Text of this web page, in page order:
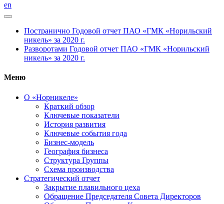
en
Постранично Годовой отчет ПАО «ГМК «Норильский
никель» за 2020 г.
Разворотами Годовой отчет ПАО «ГМК «Норильский
никель» за 2020 г.
Меню
О «Норникеле»
Краткий обзор
Ключевые показатели
История развития
Ключевые события года
Бизнес-модель
География бизнеса
Структура Группы
Схема производства
Стратегический отчет
Закрытие плавильного цеха
Обращение Председателя Совета Директоров